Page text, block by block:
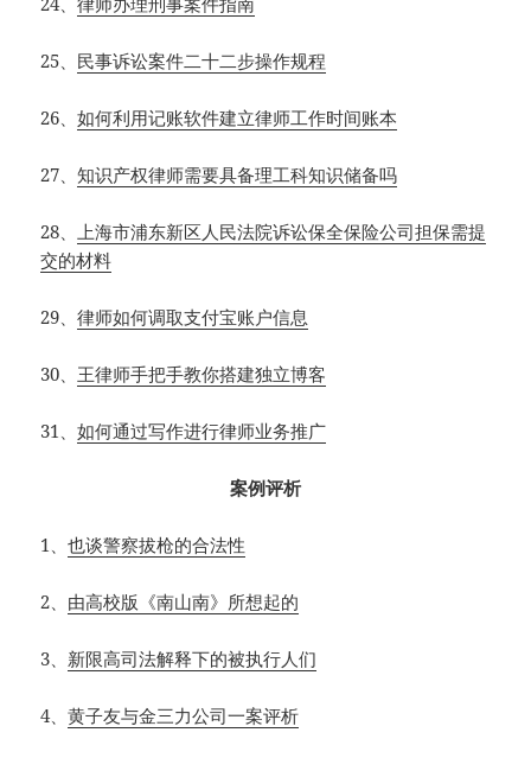
25、 民事诉讼案件二十二步操作规程
26、如何利用记账软件建立律师工作时间账本
27、知识产权律师需要具备理工科知识储备吗
28、
上海市浦东新区人民法院诉讼保全保险公司担保需提
交的材料
29、律师如何调取支付宝账户信息
30、 王律师手把手教你搭建独立博客
31、如何通过写作进行律师业务推广
案例评析
1、也谈警察拔枪的合法性
2、 由高校版《南山南》所想起的
3、 新限高司法解释下的被执行人们
4、黄子友与金三力公司一案评析